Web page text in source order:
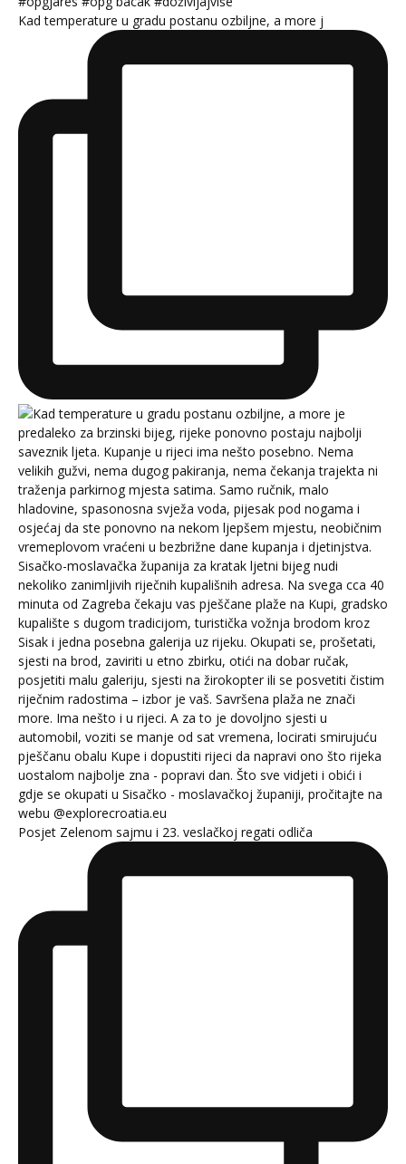
Kad temperature u gradu postanu ozbiljne, a more j
Posjet Zelenom sajmu i 23. veslačkoj regati odliča